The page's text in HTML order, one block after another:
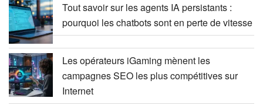
Tout savoir sur les agents IA persistants :
pourquoi les chatbots sont en perte de vitesse
Les opérateurs iGaming mènent les
campagnes SEO les plus compétitives sur
Internet